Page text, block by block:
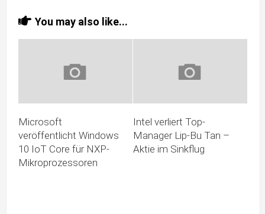
You may also like...
Microsoft
veröffentlicht Windows
10 IoT Core für NXP-
Mikroprozessoren
Intel verliert Top-
Manager Lip-Bu Tan –
Aktie im Sinkflug